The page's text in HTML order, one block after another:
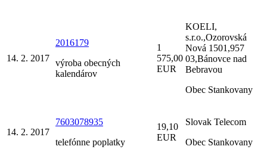
14. 2. 2017
2016179
výroba obecných
kalendárov
1
575,00
EUR
KOELI,
s.r.o.,Ozorovská
Nová 1501,957
03,Bánovce nad
Bebravou
Obec Stankovany
14. 2. 2017
7603078935
telefónne poplatky
19,10
EUR
Slovak Telecom
Obec Stankovany